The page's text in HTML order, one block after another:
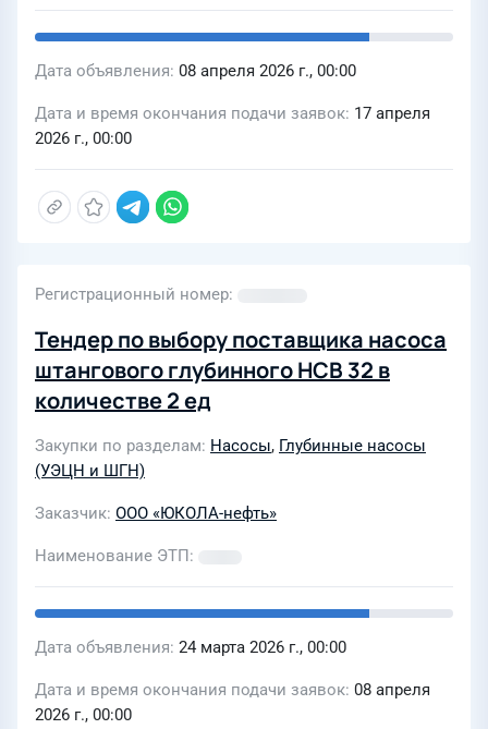
Дата объявления 08 апреля 2026 г., 00:00
Дата и время окончания подачи заявок 17 апреля
2026 г., 00:00
Регистрационный номер
Тендер по выбору поставщика насоса
штангового глубинного НСВ 32 в
количестве 2 ед
Закупки по разделам Насосы, Глубинные насосы
(УЭЦН и ШГН)
Заказчик ООО «ЮКОЛА-нефть»
Наименование ЭТП
Дата объявления 24 марта 2026 г., 00:00
Дата и время окончания подачи заявок 08 апреля
2026 г., 00:00